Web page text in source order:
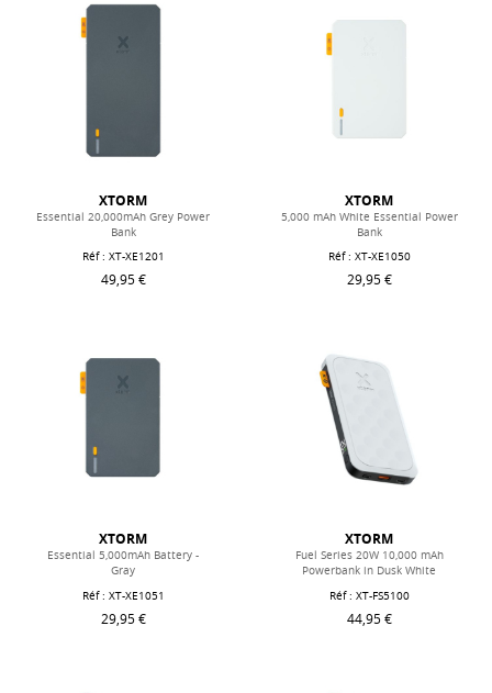
XTORM
Essential 20,000mAh Grey Power
Bank
Réf : XT-XE1201
49,95 €
XTORM
5,000 mAh White Essential Power
Bank
Réf : XT-XE1050
29,95 €
XTORM
Essential 5,000mAh Battery -
Gray
Réf : XT-XE1051
29,95 €
XTORM
Fuel Series 20W 10,000 mAh
Powerbank in Dusk White
Réf : XT-FS5100
44,95 €